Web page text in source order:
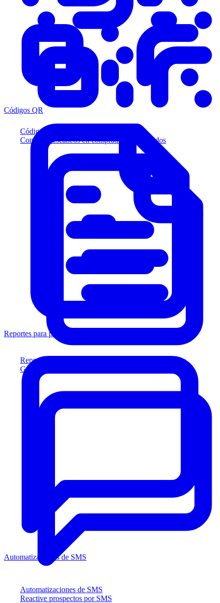
Códigos QR
Convierta escaneos en compradores calificados
Reportes para prestamistas
Genere reportes listos para el prestamista
Automatizaciones de SMS
Reactive prospectos por SMS
Códigos QR
Reportes para prestamistas
Automatizaciones de SMS